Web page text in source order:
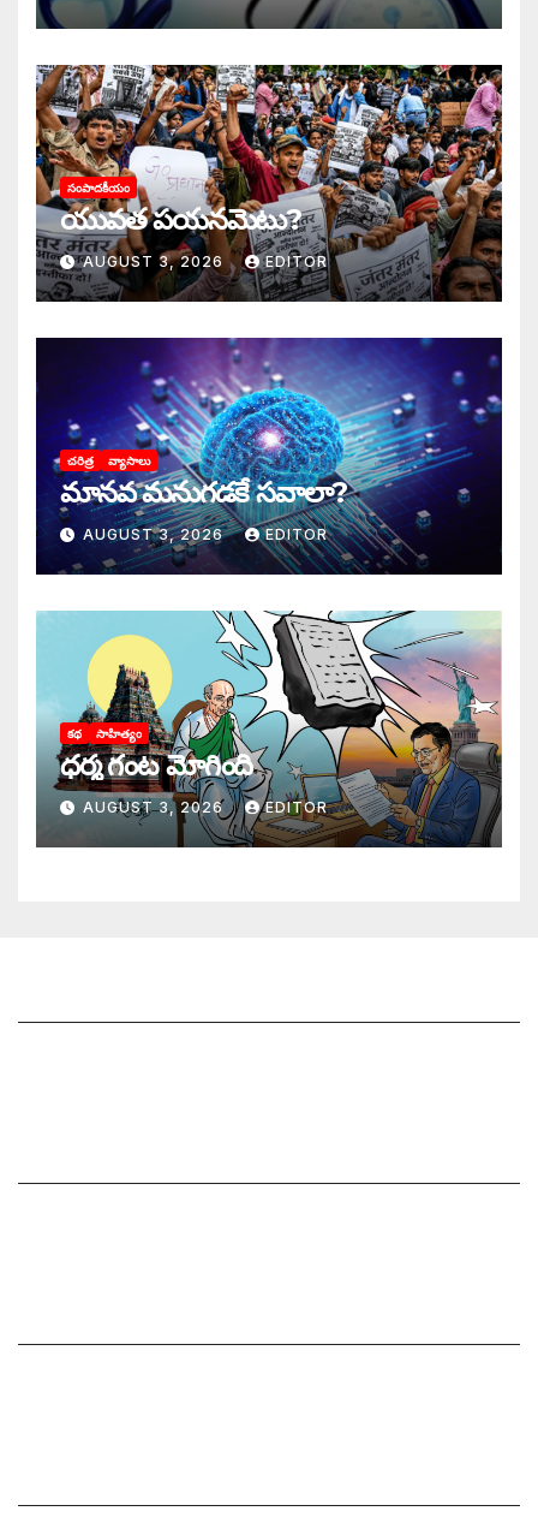
సంపాదకీయం
యువత పయనమెటు?
AUGUST 3, 2026 EDITOR
చరిత్ర వ్యాసాలు
మానవ మనుగడకే సవాలా?
AUGUST 3, 2026 EDITOR
కథ సాహిత్యం
ధర్మ గంట మోగింది
AUGUST 3, 2026 EDITOR